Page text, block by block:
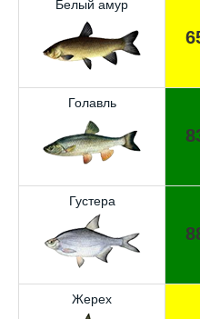
Белый амур
Голавль
Густера
Жерех